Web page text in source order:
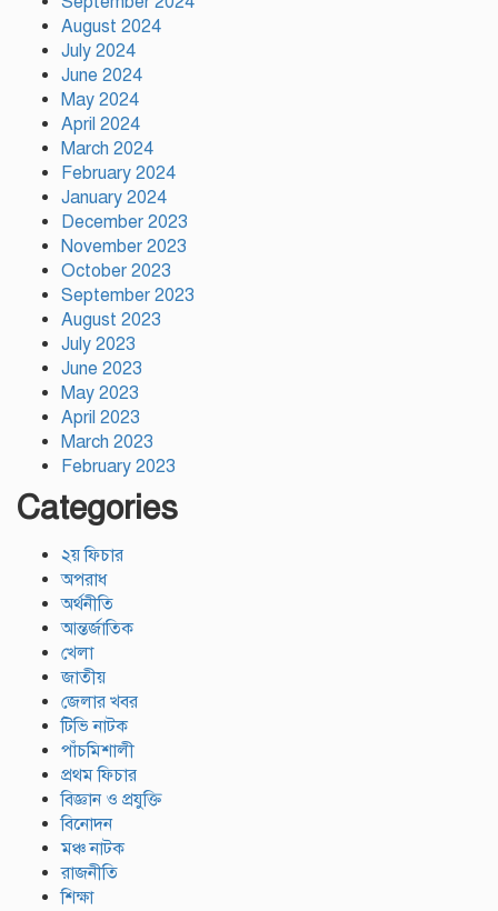
August 2024
July 2024
June 2024
May 2024
April 2024
March 2024
February 2024
January 2024
December 2023
November 2023
October 2023
September 2023
August 2023
July 2023
June 2023
May 2023
April 2023
March 2023
February 2023
Categories
২য় ফিচার
অপরাধ
অর্থনীতি
আন্তর্জাতিক
খেলা
জাতীয়
জেলার খবর
টিভি নাটক
পাঁচমিশালী
প্রথম ফিচার
বিজ্ঞান ও প্রযুক্তি
বিনোদন
মঞ্চ নাটক
রাজনীতি
শিক্ষা